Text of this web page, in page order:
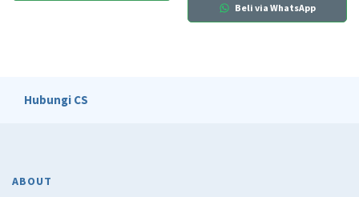
Beli via WhatsApp
Hubungi CS
ABOUT